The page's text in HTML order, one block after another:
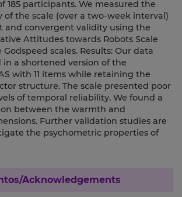
185 participants. We measured the
the scale (over a two-week interval)
and convergent validity using the
Attitudes towards Robots Scale
Godspeed scales. Results: Our data
in a shortened version of the
with 11 items while retaining the
structure. The scale presented poor
of temporal reliability. We found a
between the warmth and
Further validation studies are
the psychometric properties of
Acknowledgements